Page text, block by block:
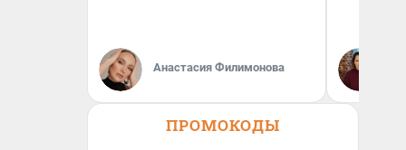
Анастасия Филимонова
ПРОМОКОДЫ